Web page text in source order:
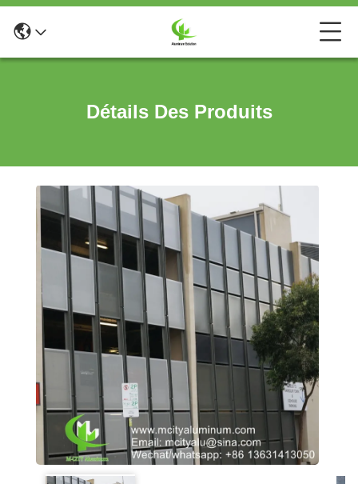
Détails Des Produits